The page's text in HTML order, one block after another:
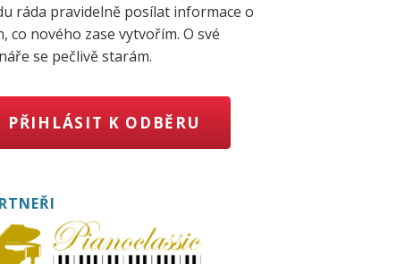
ráda pravidelně posílat informace o
co nového zase vytvořím. O své
se pečlivě starám.
PŘIHLÁSIT K ODBĚRU